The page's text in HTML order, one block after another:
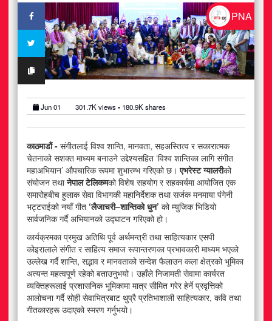
विचार / विमर्श
अटोमोबाइल
राजनीति
स्वास्थ्य
जीवनशैली
PNA
Jun 01 301.7Kviews • 180.9Kshares
काठमाडौं - संगीतलाई विश्व शान्ति, मानवता, सहअस्तित्व र सकारात्मक
चेतनाको सशक्त माध्यम बनाउने उद्देश्यसहित ‘विश्व शान्तिका लागि संगीत
महाअभियान’ औपचारिक रूपमा शुभारम्भ गरिएको छ।एभरेस्ट ग्यालरीको
संयोजन तथानेपाल टेलिकमको विशेष सहयोग र सहकार्यमा आयोजित एक
समारोहबीच हुलाक सेवा विभागकी महानिर्देशक तथा सर्जक मनमाया पंगेनी
भट्टराईको नयाँ गीत ‘लैजाचरी–शान्तिको धुन’ को म्युजिक भिडियो
सार्वजनिक गर्दै अभियानको उद्घाटन गरिएको हो।
कार्यक्रमका प्रमुख अतिथि पूर्व अर्थमन्त्री तथा साहित्यकार एसपी
कोइरालाले संगीत र साहित्य समाज रूपान्तरणका प्रभावकारी माध्यम भएको
उल्लेख गर्दै शान्ति, सद्भाव र मानवताको सन्देश फैलाउन कला क्षेत्रको भूमिका
अत्यन्त महत्वपूर्ण रहेको बताउनुभयो। उहाँले निजामती सेवामा कार्यरत
व्यक्तिहरूलाई प्रशासनिक भूमिकामा मात्र सीमित गरेर हेर्ने प्रवृत्तिको
आलोचना गर्दै सोही सेवाभित्रबाट थुप्रै प्रतिभाशाली साहित्यकार, कवि तथा
गीतकारहरू उदाएको स्मरण गर्नुभयो।